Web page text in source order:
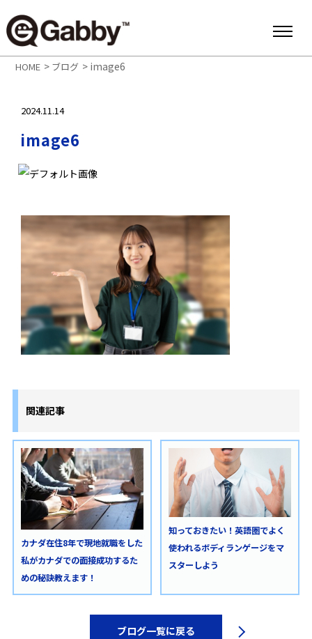
HOME > ブログ > image6
2024.11.14
image6
関連記事
カナダ在住8年で現地就職をした
私がカナダでの面接成功するた
めの秘訣教えます！
知っておきたい！英語圏でよく
使われるボディランゲージをマ
スターしよう
ブログ一覧に戻る